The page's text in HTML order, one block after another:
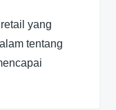
yang
tentang